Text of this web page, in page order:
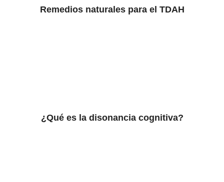
Remedios naturales para el TDAH
¿Qué es la disonancia cognitiva?